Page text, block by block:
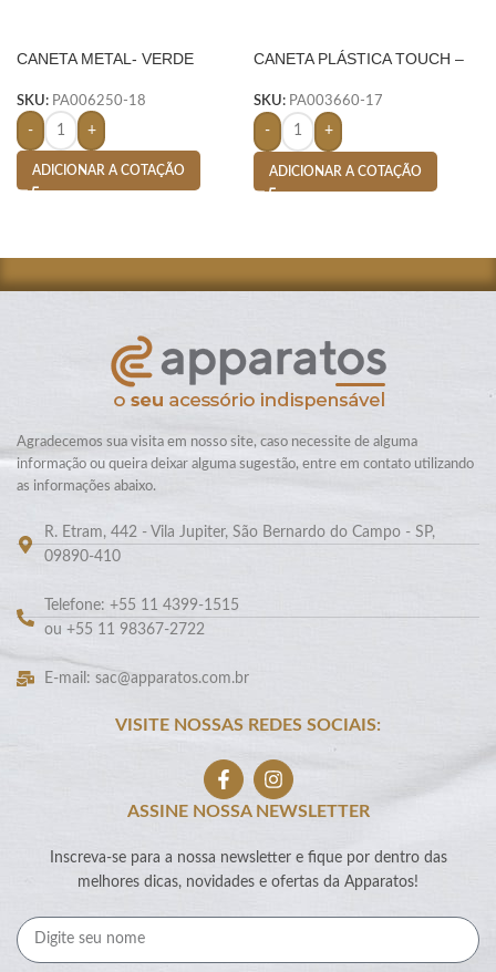
CANETA METAL- VERDE
SKU: PA006250-18
- +
ADICIONAR A COTAÇÃO
CANETA PLÁSTICA TOUCH –
SKU: PA003660-17
- +
ADICIONAR A COTAÇÃO
Agradecemos sua visita em nosso site, caso necessite de alguma
informação ou queira deixar alguma sugestão, entre em contato utilizando
as informações abaixo.
R. Etram, 442 - Vila Jupiter, São Bernardo do Campo - SP,
09890-410
Telefone: +55 11 4399-1515
ou +55 11 98367-2722
E-mail: sac@apparatos.com.br
VISITE NOSSAS REDES SOCIAIS:
ASSINE NOSSA NEWSLETTER
Inscreva-se para a nossa newsletter e fique por dentro das
melhores dicas, novidades e ofertas da Apparatos!